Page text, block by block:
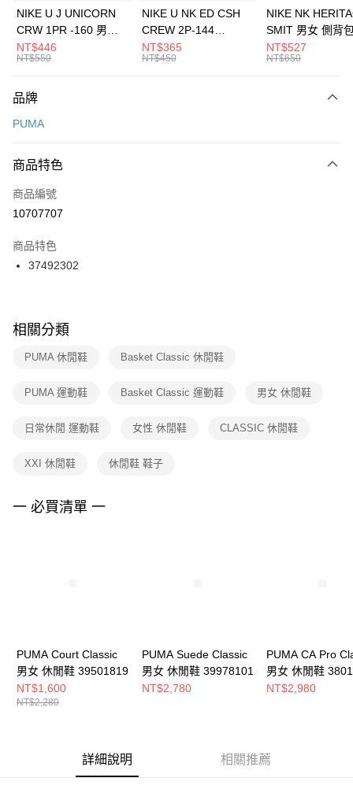
元大商業銀行
台灣樂天信用卡公司
全盈+PAY
AFTEE先享後付
【關於「AFTEE先享後付」】
便利好安心！
３．安心：先確認商品／服務後，再付款。
【「AFTEE先享後付」結帳流程】
１．於結帳方式選擇「AFTEE先享後付」後，將跳轉至「AFTEE先享後付」
２．訂單成立數日內，您將收到繳費通知簡訊。
３．收到繳費通知簡訊後14天內，點擊此簡訊中的連結，可透過四大超商／
ATM／網路銀行／等多元方式進行付款，方視為交易完成。
※ 交易是否成功請以「AFTEE先享後付 」之結帳頁面顯示為準，若有關於
是否繳費成功／繳費後需取消欲退款等相關疑問，請聯繫「AFTEE先享後付
客戶支援中心」https://netprotections.freshdesk.com/support/home
１．透過由恩沛科技股份有限公司提供之「AFTEE先享後付」服務完成之交
權轉讓予恩沛科技股份有限公司。
３．未成年的使用者請事先徵得法定代理人或監護人之同意方可使用
４．使用「AFTEE先享後付」時，將依據個別帳號之用戶狀況，依本公司即
運送方式
每筆NT$100，滿NT$1,500(含以上)免運費
宅配
每筆NT$100，滿NT$1,500(含以上)免運費
NIKE U J UNICORN
CRW 1PR -160 男女
中統襪 FZ3393100
NT$446
NT$550
NIKE U NK ED CSH
CREW 2P-144
EMBRDY 男女 短統襪
FZ3073133
NT$365
NT$450
NIKE NK
SMIT 男女 側背
BA5871010
NT$527
NT$650
品牌
PUMA
商品特色
商品編號
10707707
商品特色
37492302
相關分類
PUMA 休閒鞋 Basket Classic 休閒鞋
PUMA 運動鞋 Basket Classic 運動鞋 男女 休閒鞋
日常休閒 運動鞋 女性 休閒鞋 CLASSIC 休閒鞋
XXI 休閒鞋 休閒鞋 鞋子
一 必買清單 一
PUMA Court Classic
男女 休閒鞋 39501819
NT$1,600
NT$2,280
PUMA Suede Classic
男女 休閒鞋 39978101
NT$2,780
PUMA CA Pro
男女 休閒鞋
NT$2,980
詳細說明 相關推薦